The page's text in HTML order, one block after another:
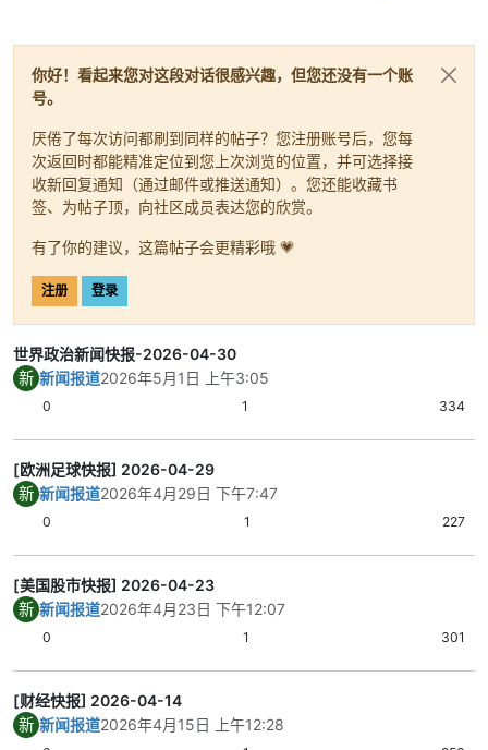
你好！看起来您对这段对话很感兴趣，但您还没有一个账
号。
厌倦了每次访问都刷到同样的帖子？您注册账号后，您每
次返回时都能精准定位到您上次浏览的位置，并可选择接
收新回复通知（通过邮件或推送通知）。您还能收藏书
签、为帖子顶，向社区成员表达您的欣赏。
有了你的建议，这篇帖子会更精彩哦 💗
注册 登录
世界政治新闻快报-2026-04-30
新 新闻报道2026年5月1日 上午3:05
0 1 334
[欧洲足球快报] 2026-04-29
新 新闻报道2026年4月29日 下午7:47
0 1 227
[美国股市快报] 2026-04-23
新 新闻报道2026年4月23日 下午12:07
0 1 301
[财经快报] 2026-04-14
新 新闻报道2026年4月15日 上午12:28